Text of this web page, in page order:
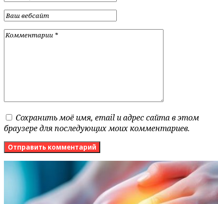
Сохранить моё имя, email и адрес сайта в этом
браузере для последующих моих комментариев.